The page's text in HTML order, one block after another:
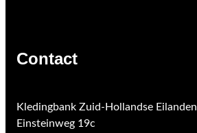
Contact
Kledingbank Zuid-Hollandse Eilanden
Einsteinweg 19c